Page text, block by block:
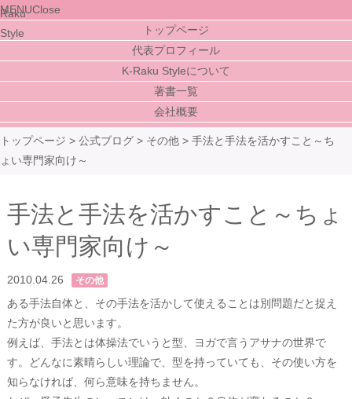
MENUClose
トップページ
代表プロフィール
K-Raku Styleについて
著書一覧
会社概要
トップページ > 公式ブログ > その他 > 手法と手法を活かすこと～ち
ょい専門家向け～
手法と手法を活かすこと～ちょ
い専門家向け～
2010.04.26 その他
ある手法自体と、その手法を活かして使えることは別問題だと捉え
た方が良いと思います。
例えば、手法とは体操法でいうと型、ヨガで言うアサナの世界で
す。どんなに素晴らしい理論で、型を持っていても、その使い方を
知らなければ、何ら意味を持ちません。